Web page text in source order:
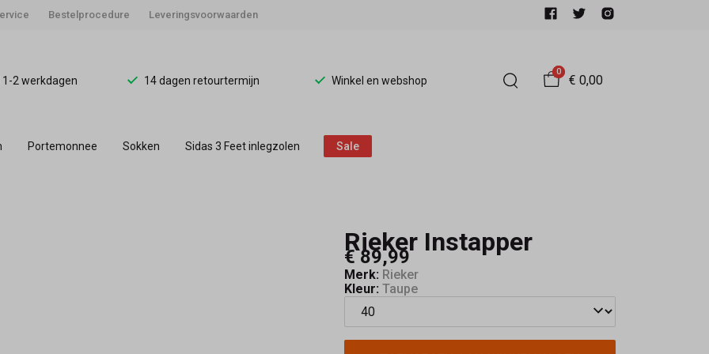
Bestelprocedure Leveringsvoorwaarden
1-2 werkdagen 14 dagen retourtermijn Winkel en webshop
0
€ 0,00
Portemonnee Sokken Sidas 3 Feet inlegzolen Sale
Rieker Instapper
€ 89,99
Merk: Rieker
Kleur: Taupe